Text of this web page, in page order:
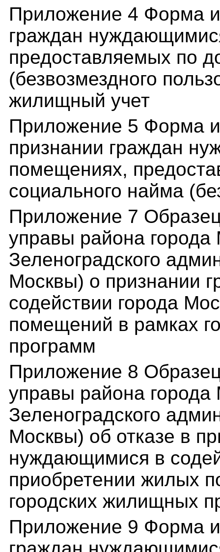
Приложение 4 Форма
граждан
предоставляемых по
(безвозмездного
жилищный учет
Приложение 5 Форма
признании граждан
помещениях,
социального найма
Приложение 7
управы района
Зеленоградского
Москвы) о признании
содействии города
помещений в рамках
программ
Приложение 8
управы района
Зеленоградского
Москвы) об отказе в
нуждающимися в
приобретении жилых
городских жилищных
Приложение 9 Форма